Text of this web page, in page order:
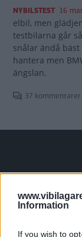
Information
If you wish to
NYBILSTEST 16
elbil, men
testbilarna går
snålar ändå
hantera men
ängslan.
37 kommentarer